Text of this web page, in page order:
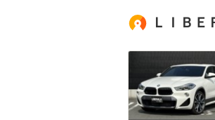
左右スライドドア
付・キーレス・禁
ＬＩＢＥ